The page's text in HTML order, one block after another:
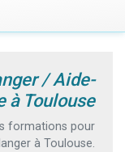
/ Aide-
à Toulouse
formations pour
à Toulouse.